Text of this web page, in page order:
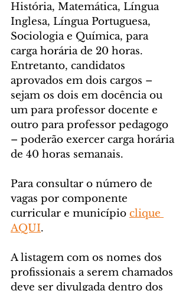
História, Matemática, Língua
Inglesa, Língua Portuguesa,
Sociologia e Química, para
carga horária de 20 horas.
Entretanto, candidatos
aprovados em dois cargos –
sejam os dois em docência ou
um para professor docente e
outro para professor pedagogo
– poderão exercer carga horária
de 40 horas semanais.
Para consultar o número de
vagas por componente
curricular e município clique
AQUI.
A listagem com os nomes dos
profissionais a serem chamados
deve ser divulgada dentro dos